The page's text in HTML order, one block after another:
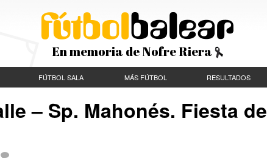
En memoria de Nofre Riera
FÚTBOL SALA MÁS FÚTBOL RESULTADOS
– Sp. Mahonés. Fiesta de